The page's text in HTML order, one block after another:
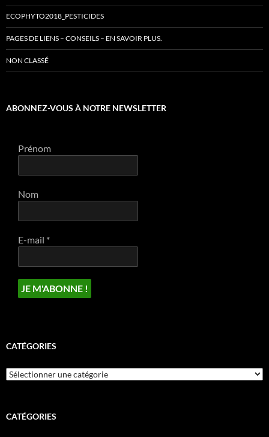
ECOPHYTO2018_PESTICIDES
PAGES DE LIENS – CONSEILS – EN SAVOIR PLUS.
NON CLASSÉ
ABONNEZ-VOUS À NOTRE NEWSLETTER
Prénom
Nom
E-mail *
CATÉGORIES
Catégories
CATÉGORIES